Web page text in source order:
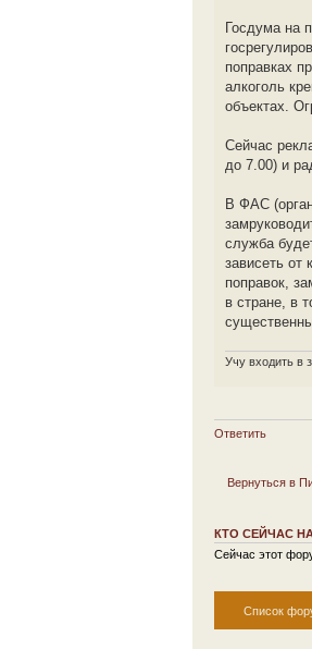
Госдума на
поправках
алкоголь
объектах.
Сейчас
до 7.00) и
В ФАС
служба
зависеть от
поправок,
в стране, в
Учу входить в
Ответить
Вернуться в
КТО СЕЙЧАС
Сейчас этот
Список